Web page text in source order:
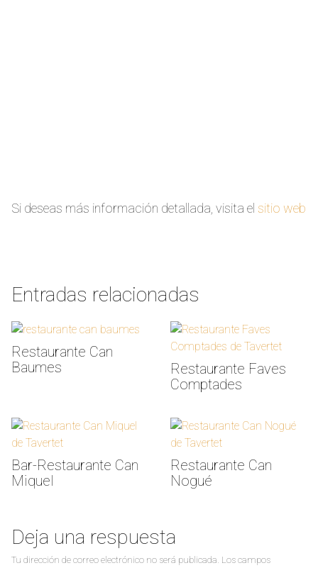
Si deseas más información detallada, visita el sitio web
Entradas relacionadas
Restaurante Can
Baumes
Restaurante Faves
Comptades
Bar-Restaurante Can
Miquel
Restaurante Can
Nogué
Deja una respuesta
Tu dirección de correo electrónico no será publicada. Los campos